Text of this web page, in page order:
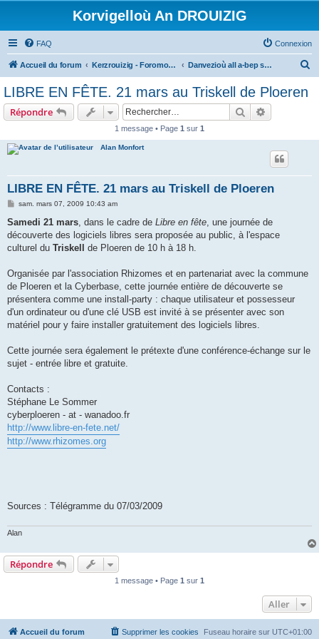
Korvigelloù An DROUIZIG
FAQ Connexion
Accueil du forum Kerzrouizig - Foromoù An Drouizig Danvezioù all a-bep seurt
LIBRE EN FÊTE. 21 mars au Triskell de Ploeren
Répondre Rechercher
1 message • Page 1 sur 1
Alan Monfort
LIBRE EN FÊTE. 21 mars au Triskell de Ploeren
M
s
a
g
sam. mars 07, 2009 10:43 am
Samedi 21 mars, dans le cadre de Libre en fête, une journée de
découverte des logiciels libres sera proposée au public, à l'espace
culturel du Triskell de Ploeren de 10 h à 18 h.
Organisée par l'association Rhizomes et en partenariat avec la commune
de Ploeren et la Cyberbase, cette journée entière de découverte se
présentera comme une install-party : chaque utilisateur et possesseur
d'un ordinateur ou d'une clé USB est invité à se présenter avec son
matériel pour y faire installer gratuitement des logiciels libres.
Cette journée sera également le prétexte d'une conférence-échange sur le
sujet - entrée libre et gratuite.
Contacts :
Stéphane Le Sommer
cyberploeren - at - wanadoo.fr
http://www.libre-en-fete.net/
http://www.rhizomes.org
Sources : Télégramme du 07/03/2009
Alan
Répondre
1 message • Page 1 sur 1
Aller
Accueil du forum Fuseau horaire sur UTC+01:00
Supprimer les cookies